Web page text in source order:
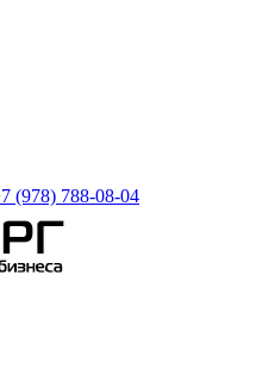
(978) 788-08-04